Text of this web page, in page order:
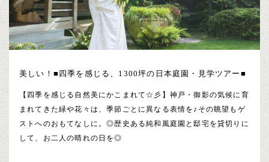
美しい！■四季を感じる、1300坪の日本庭園・見学ツアー■
【四季を感じる自然美にかこまれて☆彡】神戸・御影の気候に育
まれてきた緑や花々は、季節ごとに異なる表情を♪その眺望もゲ
ストへのおもてなしに。◎歴史ある純和風庭園と邸宅を貸切りに
して、お二人の晴れの日を◎